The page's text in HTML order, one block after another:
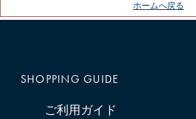
ホームへ戻る
SHOPPING GUIDE
ご利用ガイド